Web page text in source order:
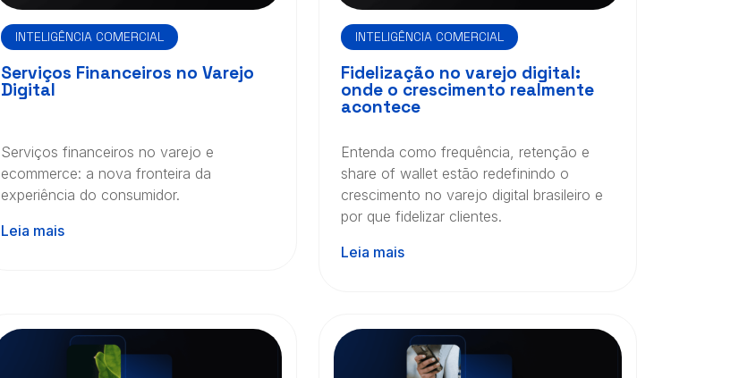
INTELIGÊNCIA COMERCIAL
Serviços Financeiros no Varejo
Digital
Serviços financeiros no varejo e
ecommerce: a nova fronteira da
experiência do consumidor.
Leia mais
INTELIGÊNCIA COMERCIAL
Fidelização no varejo digital:
onde o crescimento realmente
acontece
Entenda como frequência, retenção e
share of wallet estão redefinindo o
crescimento no varejo digital brasileiro e
por que fidelizar clientes.
Leia mais